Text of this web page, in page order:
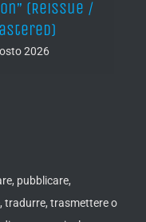
(Reissue /
2026
pubblicare,
tradurre, trasmettere o